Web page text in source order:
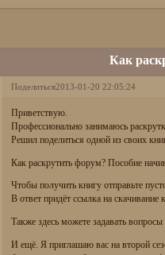
Как
Поделиться2013-01-20 22:05:24
Приветствую.
Профессионально занимаюсь
Решил поделиться одной из своих
Как раскрутить форум? Пособие
Чтобы получить книгу отправьте
В ответ придёт ссылка на скачивание
Также здесь можете задавать
И ещё. Я приглашаю вас на второй